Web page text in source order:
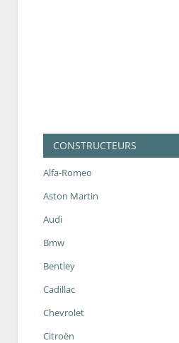
CONSTRUCTEURS
Alfa-Romeo
Aston Martin
Audi
Bmw
Bentley
Cadillac
Chevrolet
Citroën